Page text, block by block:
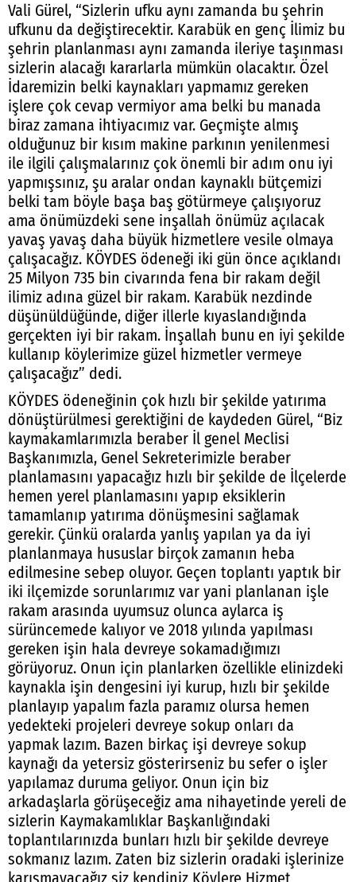
Vali Gürel, “Sizlerin ufku aynı zamanda bu şehrin
ufkunu da değiştirecektir. Karabük en genç İlimiz bu
şehrin planlanması aynı zamanda ileriye taşınması
sizlerin alacağı kararlarla mümkün olacaktır. Özel
İdaremizin belki kaynakları yapmamız gereken
işlere çok cevap vermiyor ama belki bu manada
biraz zamana ihtiyacımız var. Geçmişte almış
olduğunuz bir kısım makine parkının yenilenmesi
ile ilgili çalışmalarınız çok önemli bir adım onu iyi
yapmışsınız, şu aralar ondan kaynaklı bütçemizi
belki tam böyle başa baş götürmeye çalışıyoruz
ama önümüzdeki sene inşallah önümüz açılacak
yavaş yavaş daha büyük hizmetlere vesile olmaya
çalışacağız. KÖYDES ödeneği iki gün önce açıklandı
25 Milyon 735 bin civarında fena bir rakam değil
ilimiz adına güzel bir rakam. Karabük nezdinde
düşünüldüğünde, diğer illerle kıyaslandığında
gerçekten iyi bir rakam. İnşallah bunu en iyi şekilde
kullanıp köylerimize güzel hizmetler vermeye
çalışacağız” dedi.
KÖYDES ödeneğinin çok hızlı bir şekilde yatırıma
dönüştürülmesi gerektiğini de kaydeden Gürel, “Biz
kaymakamlarımızla beraber İl genel Meclisi
Başkanımızla, Genel Sekreterimizle beraber
planlamasını yapacağız hızlı bir şekilde de İlçelerde
hemen yerel planlamasını yapıp eksiklerin
tamamlanıp yatırıma dönüşmesini sağlamak
gerekir. Çünkü oralarda yanlış yapılan ya da iyi
planlanmaya hususlar birçok zamanın heba
edilmesine sebep oluyor. Geçen toplantı yaptık bir
iki ilçemizde sorunlarımız var yani planlanan işle
rakam arasında uyumsuz olunca aylarca iş
sürüncemede kalıyor ve 2018 yılında yapılması
gereken işin hala devreye sokamadığımızı
görüyoruz. Onun için planlarken özellikle elinizdeki
kaynakla işin dengesini iyi kurup, hızlı bir şekilde
planlayıp yapalım fazla paramız olursa hemen
yedekteki projeleri devreye sokup onları da
yapmak lazım. Bazen birkaç işi devreye sokup
kaynağı da yetersiz gösterirseniz bu sefer o işler
yapılamaz duruma geliyor. Onun için biz
arkadaşlarla görüşeceğiz ama nihayetinde yereli de
sizlerin Kaymakamlıklar Başkanlığındaki
toplantılarınızda bunları hızlı bir şekilde devreye
sokmanız lazım. Zaten biz sizlerin oradaki işlerinize
karışmayacağız siz kendiniz Köylere Hizmet